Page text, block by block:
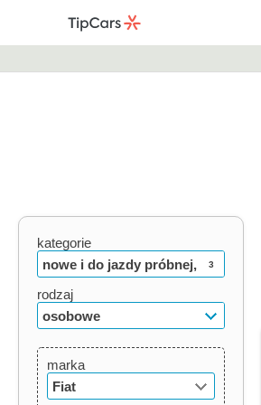
kategorie
nowe i do jazdy próbnej,
używane, oldtimery
3
rodzaj
osobowe
marka
Fiat